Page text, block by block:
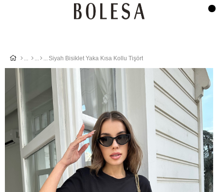
Siyah Bisiklet Yaka Kısa Kollu Tişört